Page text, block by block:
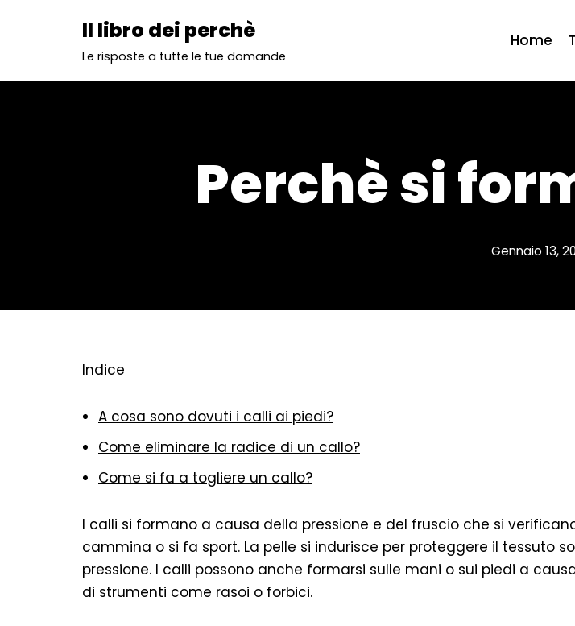
Il libro dei perchè
Le risposte a tutte le tue domande
Home
Perchè si
Gennaio 13,
Indice
A cosa sono dovuti i calli ai piedi?
Come eliminare la radice di un callo?
Come si fa a togliere un callo?
I calli si formano a causa della pressione e del fruscio che si
cammina o si fa sport. La pelle si indurisce per proteggere il tessuto
pressione. I calli possono anche formarsi sulle mani o sui piedi a
di strumenti come rasoi o forbici.